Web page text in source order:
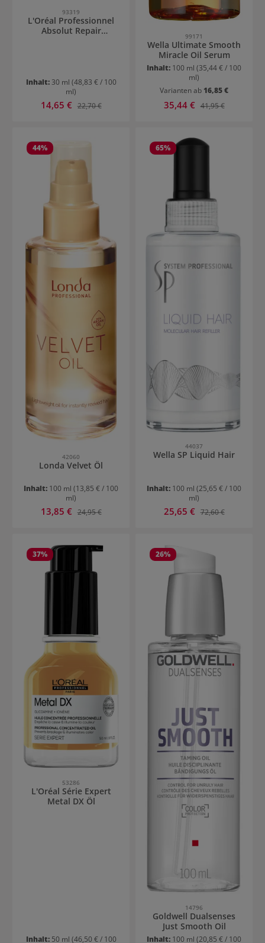
93319
L'Oréal Professionnel
Absolut Repair
Inhalt: 30 ml (48,83 € / 100
ml)
Verkaufspreis:
14,65 € Regulärer Preis:
22,70 €
99171
Wella Ultimate Smooth
Miracle Oil Serum
Inhalt: 100 ml (35,44 € / 100
ml)
Varianten ab 16,85 €
Verkaufspreis:
35,44 € Regulärer Preis:
41,95 €
44%
42060
Londa Velvet Öl
Inhalt: 100 ml (13,85 € / 100
ml)
Verkaufspreis:
13,85 € Regulärer Preis:
24,95 €
65%
44037
Wella SP Liquid Hair
Inhalt: 100 ml (25,65 € / 100
ml)
Verkaufspreis:
25,65 € Regulärer Preis:
72,60 €
37%
53286
L'Oréal Série Expert
Metal DX Öl
Inhalt: 50 ml (46,50 € / 100
26%
14796
Goldwell Dualsenses
Just Smooth Oil
Inhalt: 100 ml (20,85 € / 100